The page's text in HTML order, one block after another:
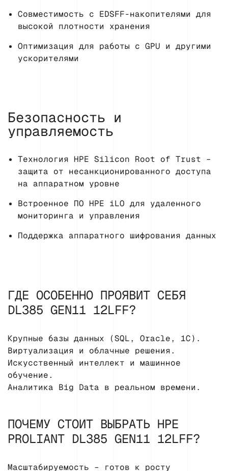
Совместимость с EDSFF-накопителями для
высокой плотности хранения
Оптимизация для работы с GPU и другими
ускорителями
Безопасность и
управляемость
Технология HPE Silicon Root of Trust –
защита от несанкционированного доступа
на аппаратном уровне
Встроенное ПО HPE iLO для удаленного
мониторинга и управления
Поддержка аппаратного шифрования данных
ГДЕ ОСОБЕННО ПРОЯВИТ СЕБЯ
DL385 GEN11 12LFF?
Крупные базы данных (SQL, Oracle, 1С).
Виртуализация и облачные решения.
Искусственный интеллект и машинное
обучение.
Аналитика Big Data в реальном времени.
ПОЧЕМУ СТОИТ ВЫБРАТЬ HPE
PROLIANT DL385 GEN11 12LFF?
Масштабируемость – готов к росту